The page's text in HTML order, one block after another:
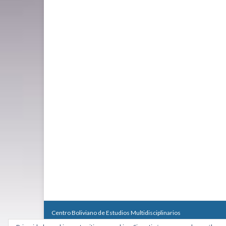
Centro Boliviano de Estudios Multidisciplinarios
Calle Macario Pinilla # 2588 esq. Av. Arce, Edificio Arcadia,